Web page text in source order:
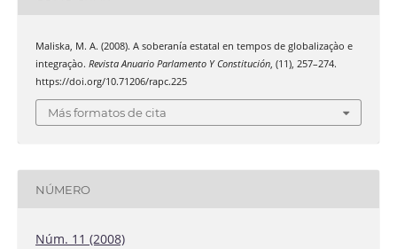
Maliska, M. A. (2008). A soberanía estatal en tempos de globalizaçào e
integraçào. Revista Anuario Parlamento Y Constitución, (11), 257–274.
https://doi.org/10.71206/rapc.225
Más formatos de cita
NÚMERO
Núm. 11 (2008)